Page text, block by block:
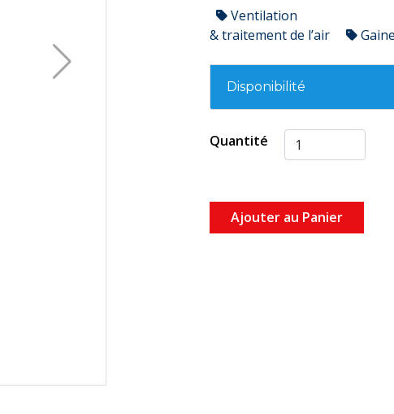
Ventilation
& traitement de l’air
Disponibilité
Quantité
Ajouter au Panier